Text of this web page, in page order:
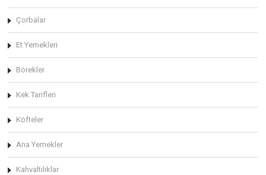
Çorbalar
Et Yemekleri
Börekler
Kek Tarifleri
Köfteler
Ana Yemekler
Kahvaltılıklar